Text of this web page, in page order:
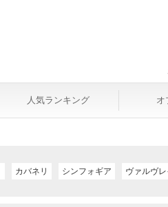
人気ランキング オ
カバネリ シンフォギア ヴァルヴ